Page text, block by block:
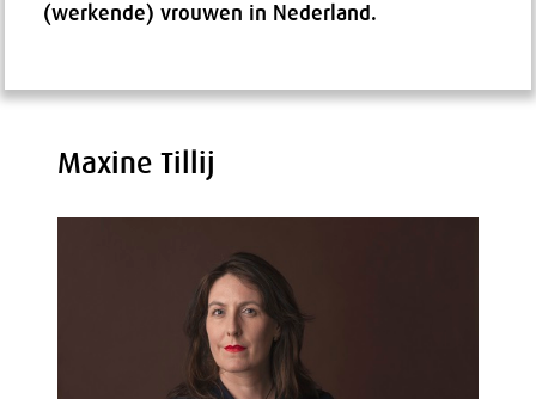
(werkende) vrouwen in Nederland.
Maxine Tillij